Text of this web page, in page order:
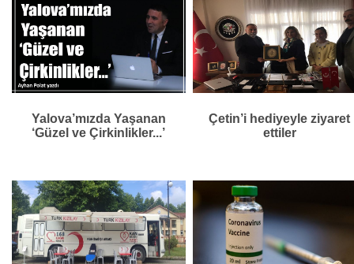
Yalova’mızda Yaşanan
‘Güzel ve Çirkinlikler...’
Çetin’i hediyeyle ziyaret
ettiler